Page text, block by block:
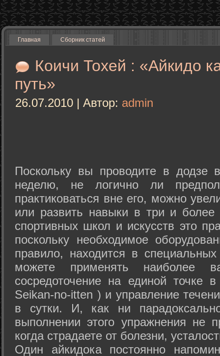
Главная Сборник статей
Коичи Тохей : «Айкидо
путь»
26.07.2010 | Автор: admin
Поскольку вы проводите в додзе
неделю, не логично ли
практиковаться вне его, можно
или развить навыки в три и
спортивных школ и искусств это
поскольку необходимое
правило, находится в
можете применять наиболее
сосредоточение на единой точке
Seikan-­no-­itten ) и управление
в сутки. И, как ни
выполнении этого упражнения не
когда страдаете от болезни,
Один айкидока постоянно